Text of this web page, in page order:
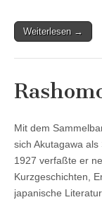
Weiterlesen →
Mit dem
sich Akutagawa
1927 verfaßte er
Kurzgeschichten,
japanische